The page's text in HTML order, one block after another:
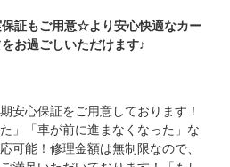
証もご用意☆より安心快適なカー
お過ごしいただけます♪
安心保証をご用意しております！
」「車が前に進まなくなった」な
可能！修理金額は無制限なので、